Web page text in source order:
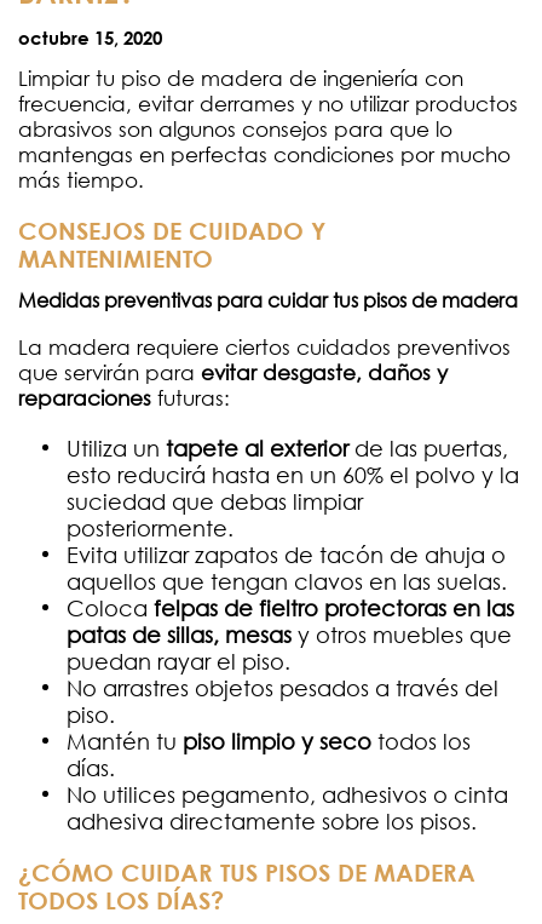
octubre 15, 2020
Limpiar tu piso de madera de ingeniería con
frecuencia, evitar derrames y no utilizar productos
abrasivos son algunos consejos para que lo
mantengas en perfectas condiciones por mucho
más tiempo.
CONSEJOS DE CUIDADO Y
MANTENIMIENTO
Medidas preventivas para cuidar tus pisos de madera
La madera requiere ciertos cuidados preventivos
que servirán para evitar desgaste, daños y
reparaciones futuras:
Utiliza un tapete al exteriorde las puertas,
esto reducirá hasta en un 60% el polvo y la
suciedad que debas limpiar
posteriormente.
Evita utilizar zapatos de tacón de ahuja o
aquellos que tengan clavos en las suelas.
Coloca felpas de fieltro protectoras en las
patas de sillas, mesas y otros muebles que
puedan rayar el piso.
No arrastres objetos pesados a través del
piso.
Mantén tu piso limpio y seco todos los
días.
No utilices pegamento, adhesivos o cinta
adhesiva directamente sobre los pisos.
¿CÓMO CUIDAR TUS PISOS DE MADERA
TODOS LOS DÍAS?